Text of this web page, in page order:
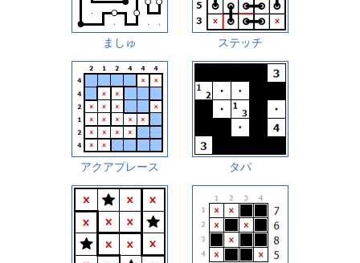
ましゅ ステッチ
アクアプレース タパ